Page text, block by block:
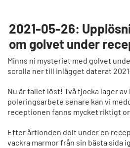
2021-05-26:
om golvet under
Minns ni mysteriet med golvet
scrolla ner till inlägget daterat
Nu är fallet löst! Två tjocka lager av
poleringsarbete senare kan vi
receptionen fanns mycket riktigt
Efter årtionden dolt under en
vackra marmor från sin bästa sida